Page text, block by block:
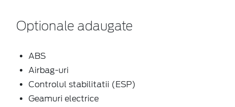
Optionale adaugate
ABS
Airbag-uri
Controlul stabilitatii (ESP)
Geamuri electrice